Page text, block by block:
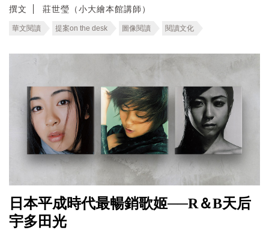
撰文 莊世瑩（小大繪本館講師）
華文閱讀 提案on the desk 圖像閱讀 閱讀文化
日本平成時代最暢銷歌姬──R＆B天后
宇多田光